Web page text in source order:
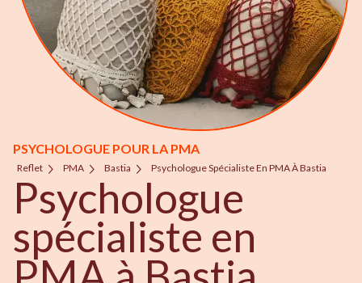
PSYCHOLOGUE POUR LA PMA
Reflet PMA Bastia Psychologue Spécialiste En PMA À Bastia
Psychologue
spécialiste en